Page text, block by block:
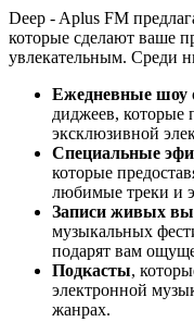
Deep - Aplus FM
которые сделают ваше
увлекательным. Среди
Ежедневные шоу
диджеев, которые
эксклюзивной
Специальные
которые
любимые треки и
Записи живых
музыкальных
подарят вам
Подкасты,
электронной
жанрах.